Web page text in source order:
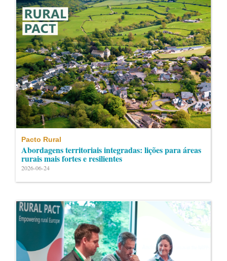
Pacto Rural
Abordagens territoriais integradas: lições para áreas
rurais mais fortes e resilientes
2026-06-24